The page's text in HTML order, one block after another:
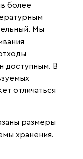
более
Мы
доступным. В
отличаться
размеры
хранения.